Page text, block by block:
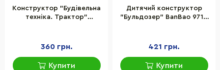
Конструктор "Будівельна
техніка. Трактор"
360 грн.
Купити
Дитячий конструктор
"Бульдозер" BanBao 9711,
421 грн.
Купити